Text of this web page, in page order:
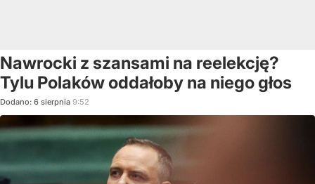
Nawrocki z szansami na reelekcję?
Tylu Polaków oddałoby na niego głos
Dodano: 6 sierpnia 9:52